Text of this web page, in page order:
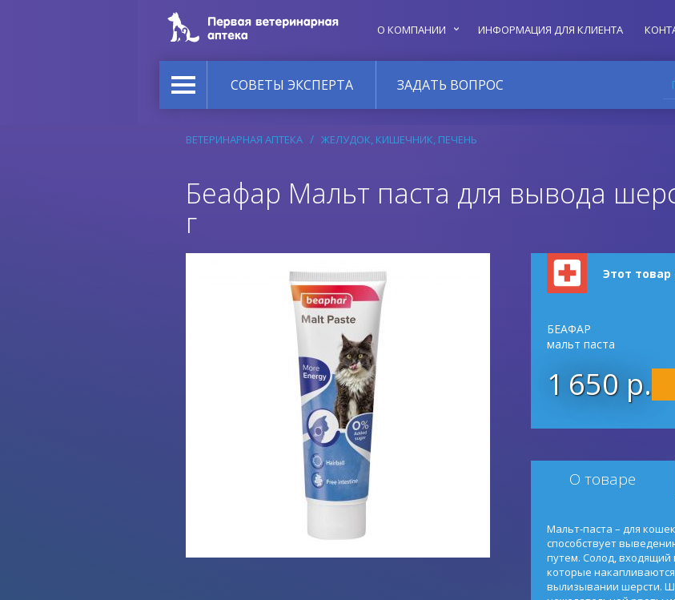
О КОМПАНИИ ИНФОРМАЦИЯ ДЛЯ КЛИЕНТА
СОВЕТЫ ЭКСПЕРТА ЗАДАТЬ ВОПРОС
ВЕТЕРИНАРНАЯ АПТЕКА ЖЕЛУДОК, КИШЕЧНИК, ПЕЧЕНЬ
Беафар Мальт паста для вывода
г
Этот
БЕАФАР
мальт паста
1 650 р.
О товаре
Мальт-паста – для
способствует
путем. Солод, входящий
которые
вылизывании шерсти.